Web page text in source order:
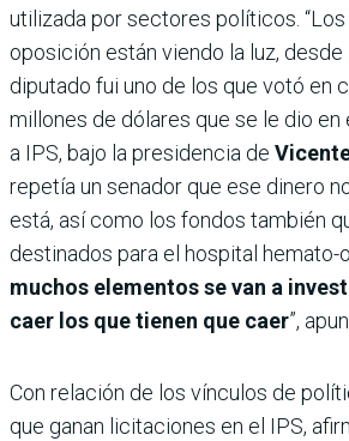
utilizada por sectores políticos.
oposición están viendo la luz, desde
diputado fui uno de los que votó en
millones de dólares que se le dio
a IPS, bajo la presidencia de
repetía un senador que ese dinero
está, así como los fondos también
destinados para el hospital hemato-
muchos elementos se van a
caer los que tienen que caer”,
Con relación de los vínculos de
que ganan licitaciones en el IPS,